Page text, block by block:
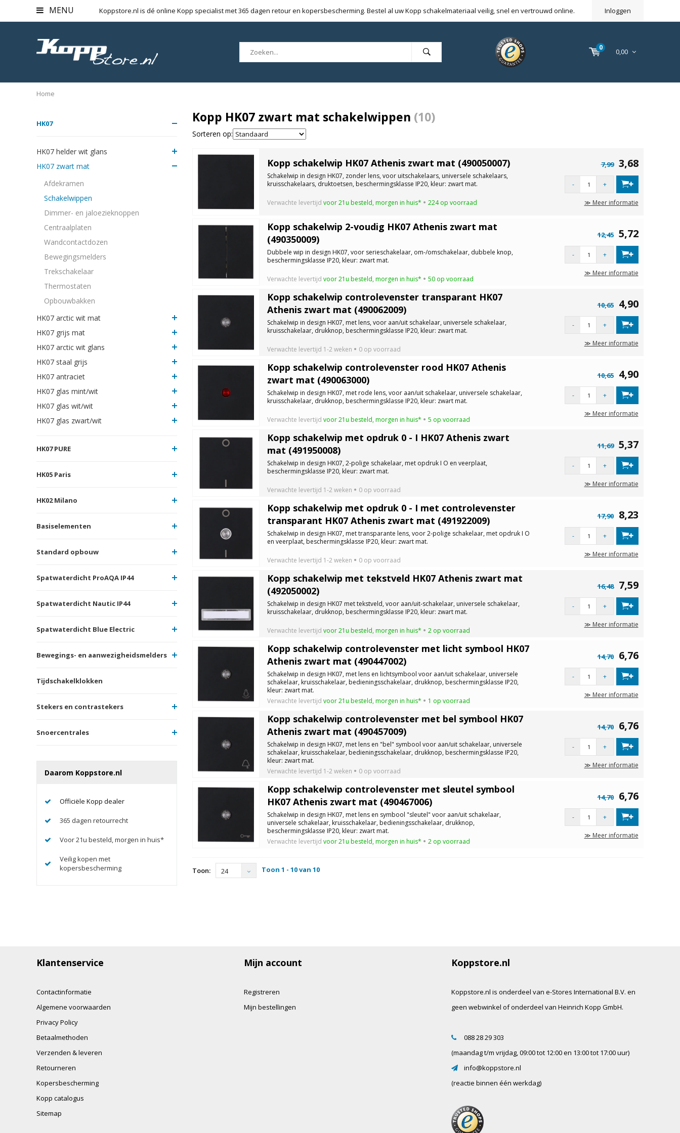
MENU Koppstore.nl is dé online Kopp specialist met 365 dagen retour en kopersbescherming. Bestel al uw Kopp schakelmateriaal veilig, snel en vertrouwd online. Inloggen
0 0,00
Home
HK07
HK07 helder wit glans
HK07 zwart mat
Afdekramen
Schakelwippen
Dimmer- en jaloezieknoppen
Centraalplaten
Wandcontactdozen
Bewegingsmelders
Trekschakelaar
Thermostaten
Opbouwbakken
HK07 arctic wit mat
HK07 grijs mat
HK07 arctic wit glans
HK07 staal grijs
HK07 antraciet
HK07 glas mint/wit
HK07 glas wit/wit
HK07 glas zwart/wit
HK07 PURE
HK05 Paris
HK02 Milano
Basiselementen
Standard opbouw
Spatwaterdicht ProAQA IP44
Spatwaterdicht Nautic IP44
Spatwaterdicht Blue Electric
Bewegings- en aanwezigheidsmelders
Tijdschakelklokken
Stekers en contrastekers
Snoercentrales
Daarom Koppstore.nl
Officiële Kopp dealer
365 dagen retourrecht
Voor 21u besteld, morgen in huis*
Veilig kopen met
kopersbescherming
Kopp HK07 zwart mat schakelwippen (10)
Sorteren op:
Kopp schakelwip HK07 Athenis zwart mat (490050007)
Schakelwip in design HK07, zonder lens, voor uitschakelaars, universele schakelaars,
kruisschakelaars, druktoetsen, beschermingsklasse IP20, kleur: zwart mat.
Verwachte levertijd voor 21u besteld, morgen in huis* 224 op voorraad
7,99 3,68
- +
≫ Meer informatie
Kopp schakelwip 2-voudig HK07 Athenis zwart mat
(490350009)
Dubbele wip in design HK07, voor serieschakelaar, om-/omschakelaar, dubbele knop,
beschermingsklasse IP20, kleur: zwart mat.
Verwachte levertijd voor 21u besteld, morgen in huis* 50 op voorraad
12,45 5,72
- +
≫ Meer informatie
Kopp schakelwip controlevenster transparant HK07
Athenis zwart mat (490062009)
Schakelwip in design HK07, met lens, voor aan/uit schakelaar, universele schakelaar,
kruisschakelaar, drukknop, beschermingsklasse IP20, kleur: zwart mat.
Verwachte levertijd 1-2 weken 0 op voorraad
10,65 4,90
- +
≫ Meer informatie
Kopp schakelwip controlevenster rood HK07 Athenis
zwart mat (490063000)
Schakelwip in design HK07, met rode lens, voor aan/uit schakelaar, universele schakelaar,
kruisschakelaar, drukknop, beschermingsklasse IP20, kleur: zwart mat.
Verwachte levertijd voor 21u besteld, morgen in huis* 5 op voorraad
10,65 4,90
- +
≫ Meer informatie
Kopp schakelwip met opdruk 0 - I HK07 Athenis zwart
mat (491950008)
Schakelwip in design HK07, 2-polige schakelaar, met opdruk I O en veerplaat,
beschermingsklasse IP20, kleur: zwart mat.
Verwachte levertijd 1-2 weken 0 op voorraad
11,69 5,37
- +
≫ Meer informatie
Kopp schakelwip met opdruk 0 - I met controlevenster
transparant HK07 Athenis zwart mat (491922009)
Schakelwip in design HK07, met transparante lens, voor 2-polige schakelaar, met opdruk I O
en veerplaat, beschermingsklasse IP20, kleur: zwart mat.
Verwachte levertijd 1-2 weken 0 op voorraad
17,90 8,23
- +
≫ Meer informatie
Kopp schakelwip met tekstveld HK07 Athenis zwart mat
(492050002)
Schakelwip in design HK07 met tekstveld, voor aan/uit-schakelaar, universele schakelaar,
kruisschakelaar, drukknop, beschermingsklasse IP20, kleur: zwart mat.
Verwachte levertijd voor 21u besteld, morgen in huis* 2 op voorraad
16,48 7,59
- +
≫ Meer informatie
Kopp schakelwip controlevenster met licht symbool HK07
Athenis zwart mat (490447002)
Schakelwip in design HK07, met lens en lichtsymbool voor aan/uit schakelaar, universele
schakelaar, kruisschakelaar, bedieningsschakelaar, drukknop, beschermingsklasse IP20,
kleur: zwart mat.
Verwachte levertijd voor 21u besteld, morgen in huis* 1 op voorraad
14,70 6,76
- +
≫ Meer informatie
Kopp schakelwip controlevenster met bel symbool HK07
Athenis zwart mat (490457009)
Schakelwip in design HK07, met lens en "bel" symbool voor aan/uit schakelaar, universele
schakelaar, kruisschakelaar, bedieningsschakelaar, drukknop, beschermingsklasse IP20,
kleur: zwart mat.
Verwachte levertijd 1-2 weken 0 op voorraad
14,70 6,76
- +
≫ Meer informatie
Kopp schakelwip controlevenster met sleutel symbool
HK07 Athenis zwart mat (490467006)
Schakelwip in design HK07, met lens en symbool "sleutel" voor aan/uit schakelaar,
universele schakelaar, kruisschakelaar, bedieningsschakelaar, drukknop,
beschermingsklasse IP20, kleur: zwart mat.
Verwachte levertijd voor 21u besteld, morgen in huis* 2 op voorraad
14,70 6,76
- +
≫ Meer informatie
Toon: 24 Toon 1 - 10 van 10
Klantenservice
Contactinformatie
Algemene voorwaarden
Privacy Policy
Betaalmethoden
Verzenden & leveren
Retourneren
Kopersbescherming
Kopp catalogus
Sitemap
Mijn account
Registreren
Mijn bestellingen
Koppstore.nl
Koppstore.nl is onderdeel van e-Stores International B.V. en
geen webwinkel of onderdeel van Heinrich Kopp GmbH.
088 28 29 303
(maandag t/m vrijdag, 09:00 tot 12:00 en 13:00 tot 17:00 uur)
info@koppstore.nl
(reactie binnen één werkdag)